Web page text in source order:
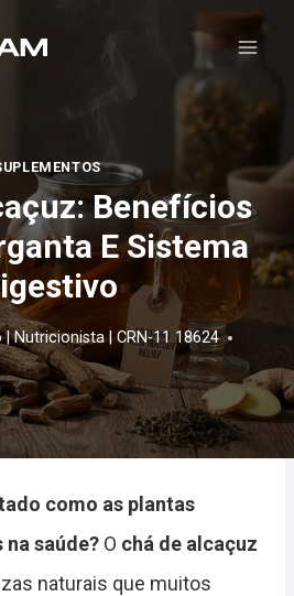
Benefícios
E Sistema
| Nutricionista | CRN-11 18624
como as plantas
saúde? O chá de alcaçuz
naturais que muitos